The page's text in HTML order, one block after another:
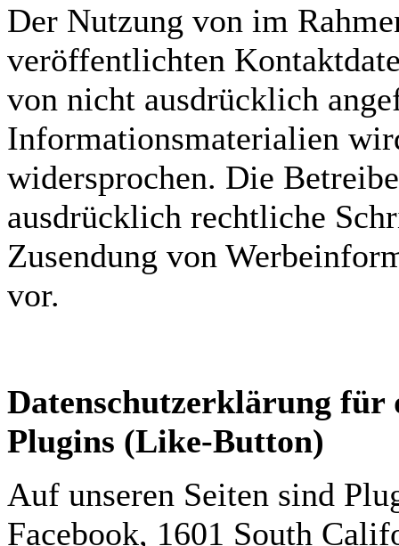
Der Nutzung von im
veröffentlichten
von nicht ausdrücklich
Informationsmaterialien
widersprochen. Die
ausdrücklich rechtliche
Zusendung von
vor.
Datenschutzerklärung für
Plugins (Like-Button)
Auf unseren Seiten sind
Facebook, 1601 South